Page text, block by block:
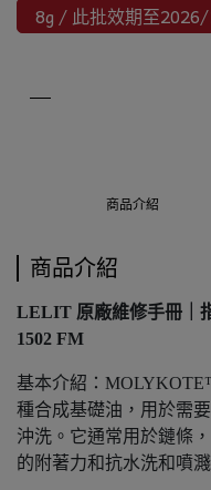
8g / 此批效期至
商品介紹
商品介紹
LELIT 原廠維修手冊｜
1502 FM
基本介紹：
種合成基礎油，用於需
沖洗。它通常用於鏈條
的附著力和抗水洗和噴濺